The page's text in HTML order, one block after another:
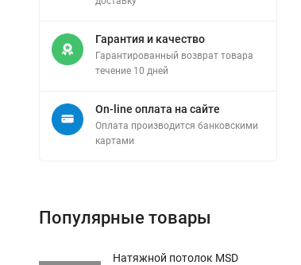
Гарантия и качество
Гарантированный возврат товара
течение 10 дней
On-line оплата на сайте
Оплата производится банковскими
картами
Популярные товары
Натяжной потолок MSD